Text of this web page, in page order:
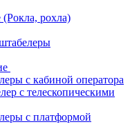
рохла)
с кабиной оператора
с телескопическими
с платформой